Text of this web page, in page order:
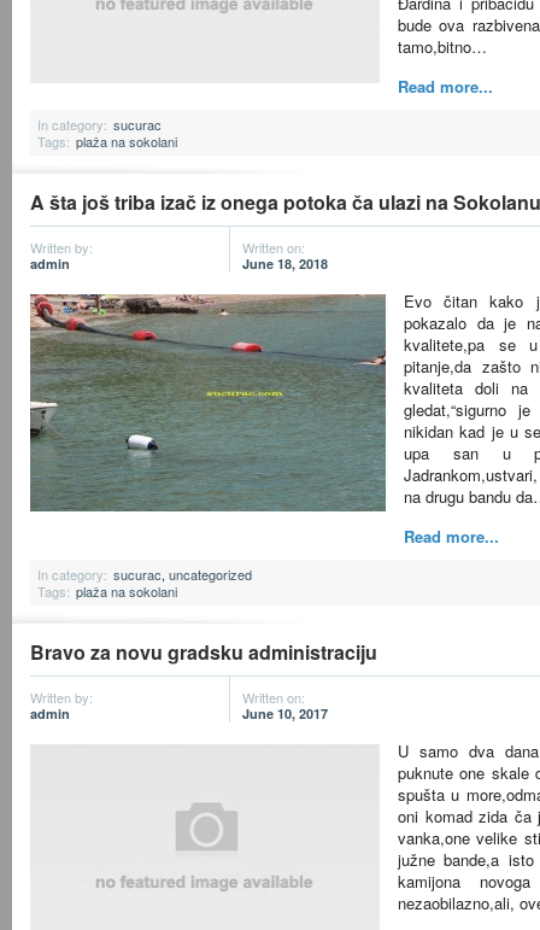
bude ova
tamo,bitno…
Read more...
In category: sucurac
Tags: plaža na sokolani
A šta još triba izač iz onega potoka ča ulazi na
Written by:
admin
Written on:
June 18, 2018
Evo čitan kako
pokazalo da je
kvalitete,pa se
pitanje,da zašto
kvaliteta doli na
gledat,“sigurno
nikidan kad je u
upa san u
na drugu bandu
Read more...
In category: sucurac, uncategorized
Tags: plaža na sokolani
Bravo za novu gradsku administraciju
Written by:
admin
Written on:
June 10, 2017
U samo dva
puknute one skale
spušta u
oni komad zida
vanka,one velike
južne bande,a
kamijona
nezaobilazno,ali,